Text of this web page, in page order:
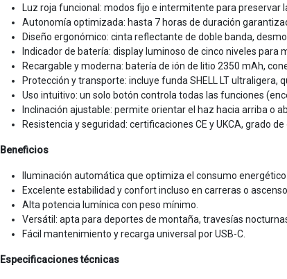
Luz roja funcional: modos fijo e intermitente para preservar
Autonomía optimizada: hasta 7 horas de duración
Diseño ergonómico: cinta reflectante de doble banda,
Indicador de batería: display luminoso de cinco niveles para
Recargable y moderna: batería de ión de litio 2350 mAh,
Protección y transporte: incluye funda SHELL LT
Uso intuitivo: un solo botón controla todas las funciones
Inclinación ajustable: permite orientar el haz hacia arriba o
Resistencia y seguridad: certificaciones CE y UKCA, grado
Beneficios
Iluminación automática que optimiza el consumo energético.
Excelente estabilidad y confort incluso en carreras o
Alta potencia lumínica con peso mínimo.
Versátil: apta para deportes de montaña, travesías
Fácil mantenimiento y recarga universal por USB-C.
Especificaciones técnicas